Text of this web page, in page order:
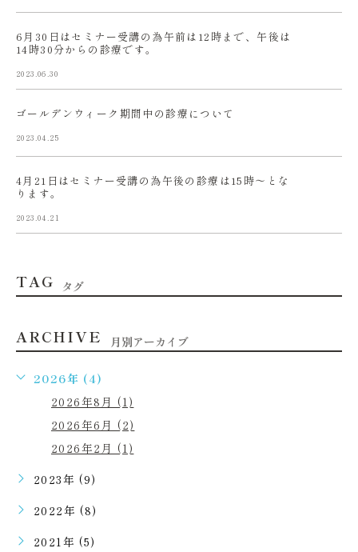
6月30日はセミナー受講の為午前は12時まで、午後は
14時30分からの診療です。
2023.06.30
ゴールデンウィーク期間中の診療について
2023.04.25
4月21日はセミナー受講の為午後の診療は15時〜とな
ります。
2023.04.21
TAG タグ
ARCHIVE 月別アーカイブ
2026年 (4)
2026年8月 (1)
2026年6月 (2)
2026年2月 (1)
2023年 (9)
2022年 (8)
2021年 (5)